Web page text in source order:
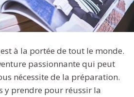
à la portée de tout le monde.
passionnante qui peut
nécessite de la préparation.
y prendre pour réussir la